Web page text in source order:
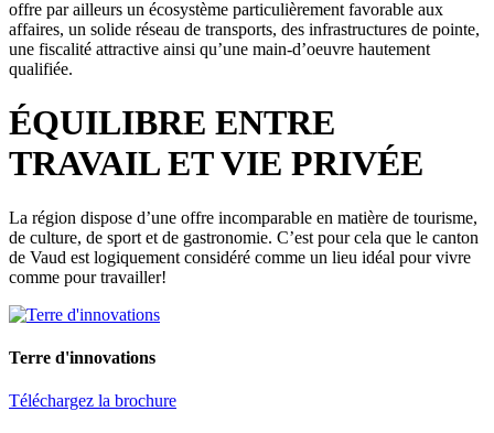
offre par ailleurs un écosystème particulièrement favorable aux
affaires, un solide réseau de transports, des infrastructures de pointe,
une fiscalité attractive ainsi qu’une main-d’oeuvre hautement
qualifiée.
ÉQUILIBRE ENTRE
TRAVAIL ET VIE PRIVÉE
La région dispose d’une offre incomparable en matière de tourisme,
de culture, de sport et de gastronomie. C’est pour cela que le canton
de Vaud est logiquement considéré comme un lieu idéal pour vivre
comme pour travailler!
Terre d'innovations
Téléchargez la brochure